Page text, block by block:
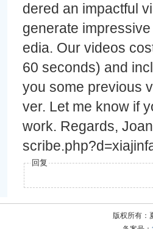
dered an impactful
generate
edia. Our videos
60 seconds) and
you some previous
ver. Let me know if
work. Regards,
回复
版权所有：